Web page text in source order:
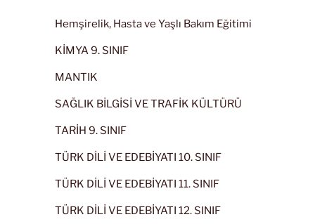
Hemşirelik, Hasta ve Yaşlı Bakım Eğitimi
KİMYA 9. SINIF
MANTIK
SAĞLIK BİLGİSİ VE TRAFİK KÜLTÜRÜ
TARİH 9. SINIF
TÜRK DİLİ VE EDEBİYATI 10. SINIF
TÜRK DİLİ VE EDEBİYATI 11. SINIF
TÜRK DİLİ VE EDEBİYATI 12. SINIF